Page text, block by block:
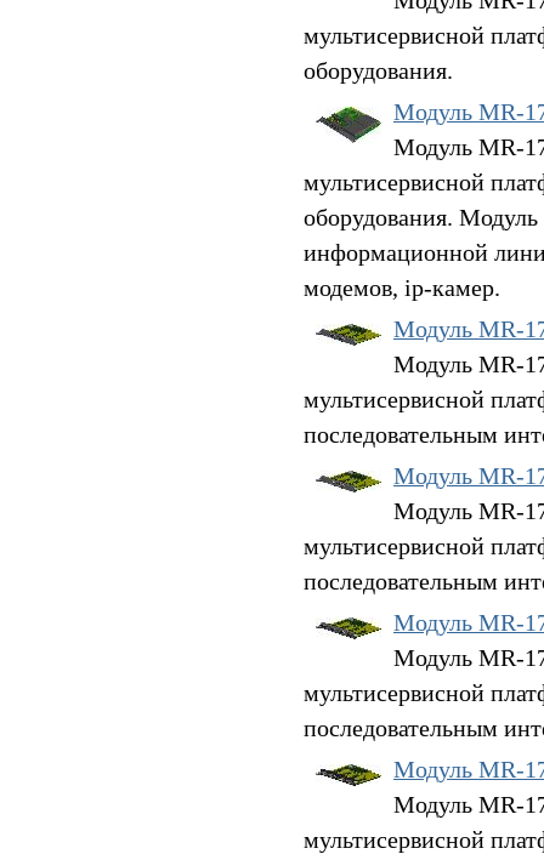
мультисервисной
оборудования.
Модуль MR-
Модуль MR-
мультисервисной
оборудования.
информационной
модемов, ip-камер.
Модуль MR-
Модуль MR-
мультисервисной
последовательным
Модуль MR-
Модуль MR-
мультисервисной
последовательным
Модуль MR-
Модуль MR-
мультисервисной
последовательным
Модуль MR-
Модуль MR-
мультисервисной